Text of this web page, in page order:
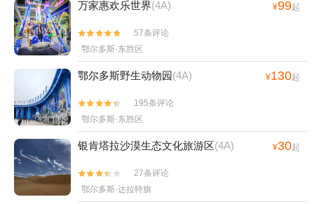
万家惠欢乐世界(4A) ¥99起


57条评论
鄂尔多斯·东胜区
鄂尔多斯野生动物园(4A) ¥130起


195条评论
鄂尔多斯·东胜区
银肯塔拉沙漠生态文化旅游区(4A) ¥30起


27条评论
鄂尔多斯·达拉特旗